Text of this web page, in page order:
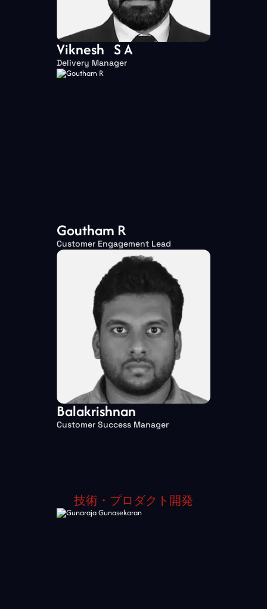
Viknesh S A
Delivery Manager
Goutham R
Customer Engagement Lead
Balakrishnan
Customer Success Manager
技術・プロダクト開発